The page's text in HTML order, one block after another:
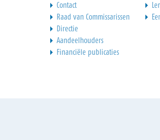
Contact
Raad van Commissarissen
Directie
Aandeelhouders
Financiële publicaties